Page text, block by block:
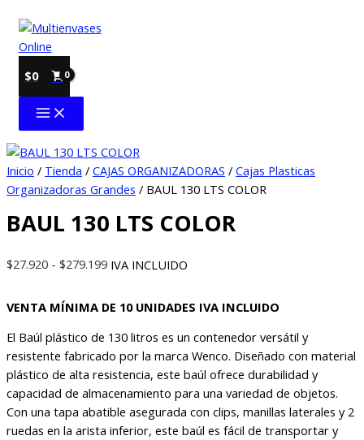
contenido
$0
Inicio / Tienda / CAJAS ORGANIZADORAS / Cajas Plasticas
Organizadoras Grandes / BAUL 130 LTS COLOR
BAUL 130 LTS COLOR
$27.920 - $279.199Rango
precios:
$27.920
hasta
$279.199
IVA INCLUIDO
VENTA MÍNIMA DE 10 UNIDADES IVA INCLUIDO
El Baúl plástico de 130 litros es un contenedor versátil y
resistente fabricado por la marca Wenco. Diseñado con material
plástico de alta resistencia, este baúl ofrece durabilidad y
capacidad de almacenamiento para una variedad de objetos.
Con una tapa abatible asegurada con clips, manillas laterales y 2
ruedas en la arista inferior, este baúl es fácil de transportar y